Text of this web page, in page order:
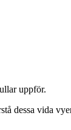
uppför.
dessa vida